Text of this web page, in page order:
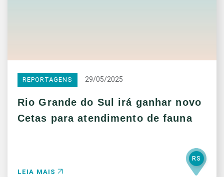
REPORTAGENS 29/05/2025
Rio Grande do Sul irá ganhar novo
Cetas para atendimento de fauna
LEIA MAIS
RS